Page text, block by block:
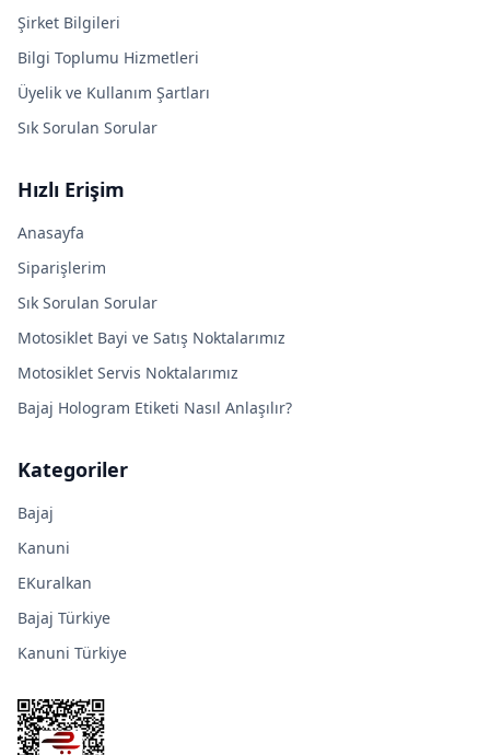
Şirket Bilgileri
Bilgi Toplumu Hizmetleri
Üyelik ve Kullanım Şartları
Sık Sorulan Sorular
Hızlı Erişim
Anasayfa
Siparişlerim
Sık Sorulan Sorular
Motosiklet Bayi ve Satış Noktalarımız
Motosiklet Servis Noktalarımız
Bajaj Hologram Etiketi Nasıl Anlaşılır?
Kategoriler
Bajaj
Kanuni
EKuralkan
Bajaj Türkiye
Kanuni Türkiye